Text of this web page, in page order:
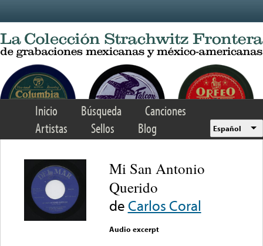
Inicio Búsqueda
Canciones
Artistas
Sellos Blog Español
Mi San Antonio
Querido
de Carlos Coral
Audio excerpt